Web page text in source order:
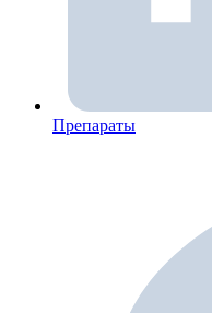
Препараты